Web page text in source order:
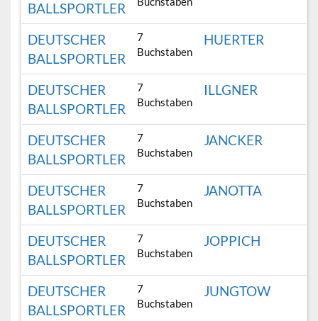
BALLSPORTLER
DEUTSCHER
BALLSPORTLER
7
Buchstaben
HUERTER
DEUTSCHER
BALLSPORTLER
7
Buchstaben
ILLGNER
DEUTSCHER
BALLSPORTLER
7
Buchstaben
JANCKER
DEUTSCHER
BALLSPORTLER
7
Buchstaben
JANOTTA
DEUTSCHER
BALLSPORTLER
7
Buchstaben
JOPPICH
DEUTSCHER
BALLSPORTLER
7
Buchstaben
JUNGTOW